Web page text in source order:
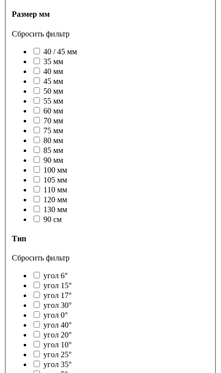
Размер мм
Сбросить фильтр
40 / 45 мм
35 мм
40 мм
45 мм
50 мм
55 мм
60 мм
70 мм
75 мм
80 мм
85 мм
90 мм
100 мм
105 мм
110 мм
120 мм
130 мм
90 см
Тип
Сбросить фильтр
угол 6°
угол 15°
угол 17°
угол 30°
угол 0°
угол 40°
угол 20°
угол 10°
угол 25°
угол 35°